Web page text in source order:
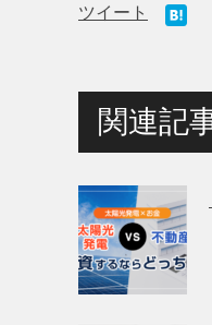
ツイート
関連記